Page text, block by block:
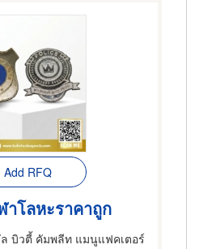
Add RFQ
าโลหะราคาถูก
บิวตี้ คัมพลีท แมนูแฟคเตอร์